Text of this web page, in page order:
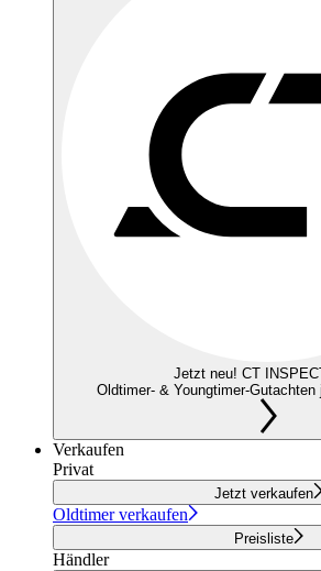
Jetzt neu! CT
Oldtimer- & Youngtimer-
Verkaufen
Privat
Jetzt verkaufen
Oldtimer verkaufen
Preisliste
Händler